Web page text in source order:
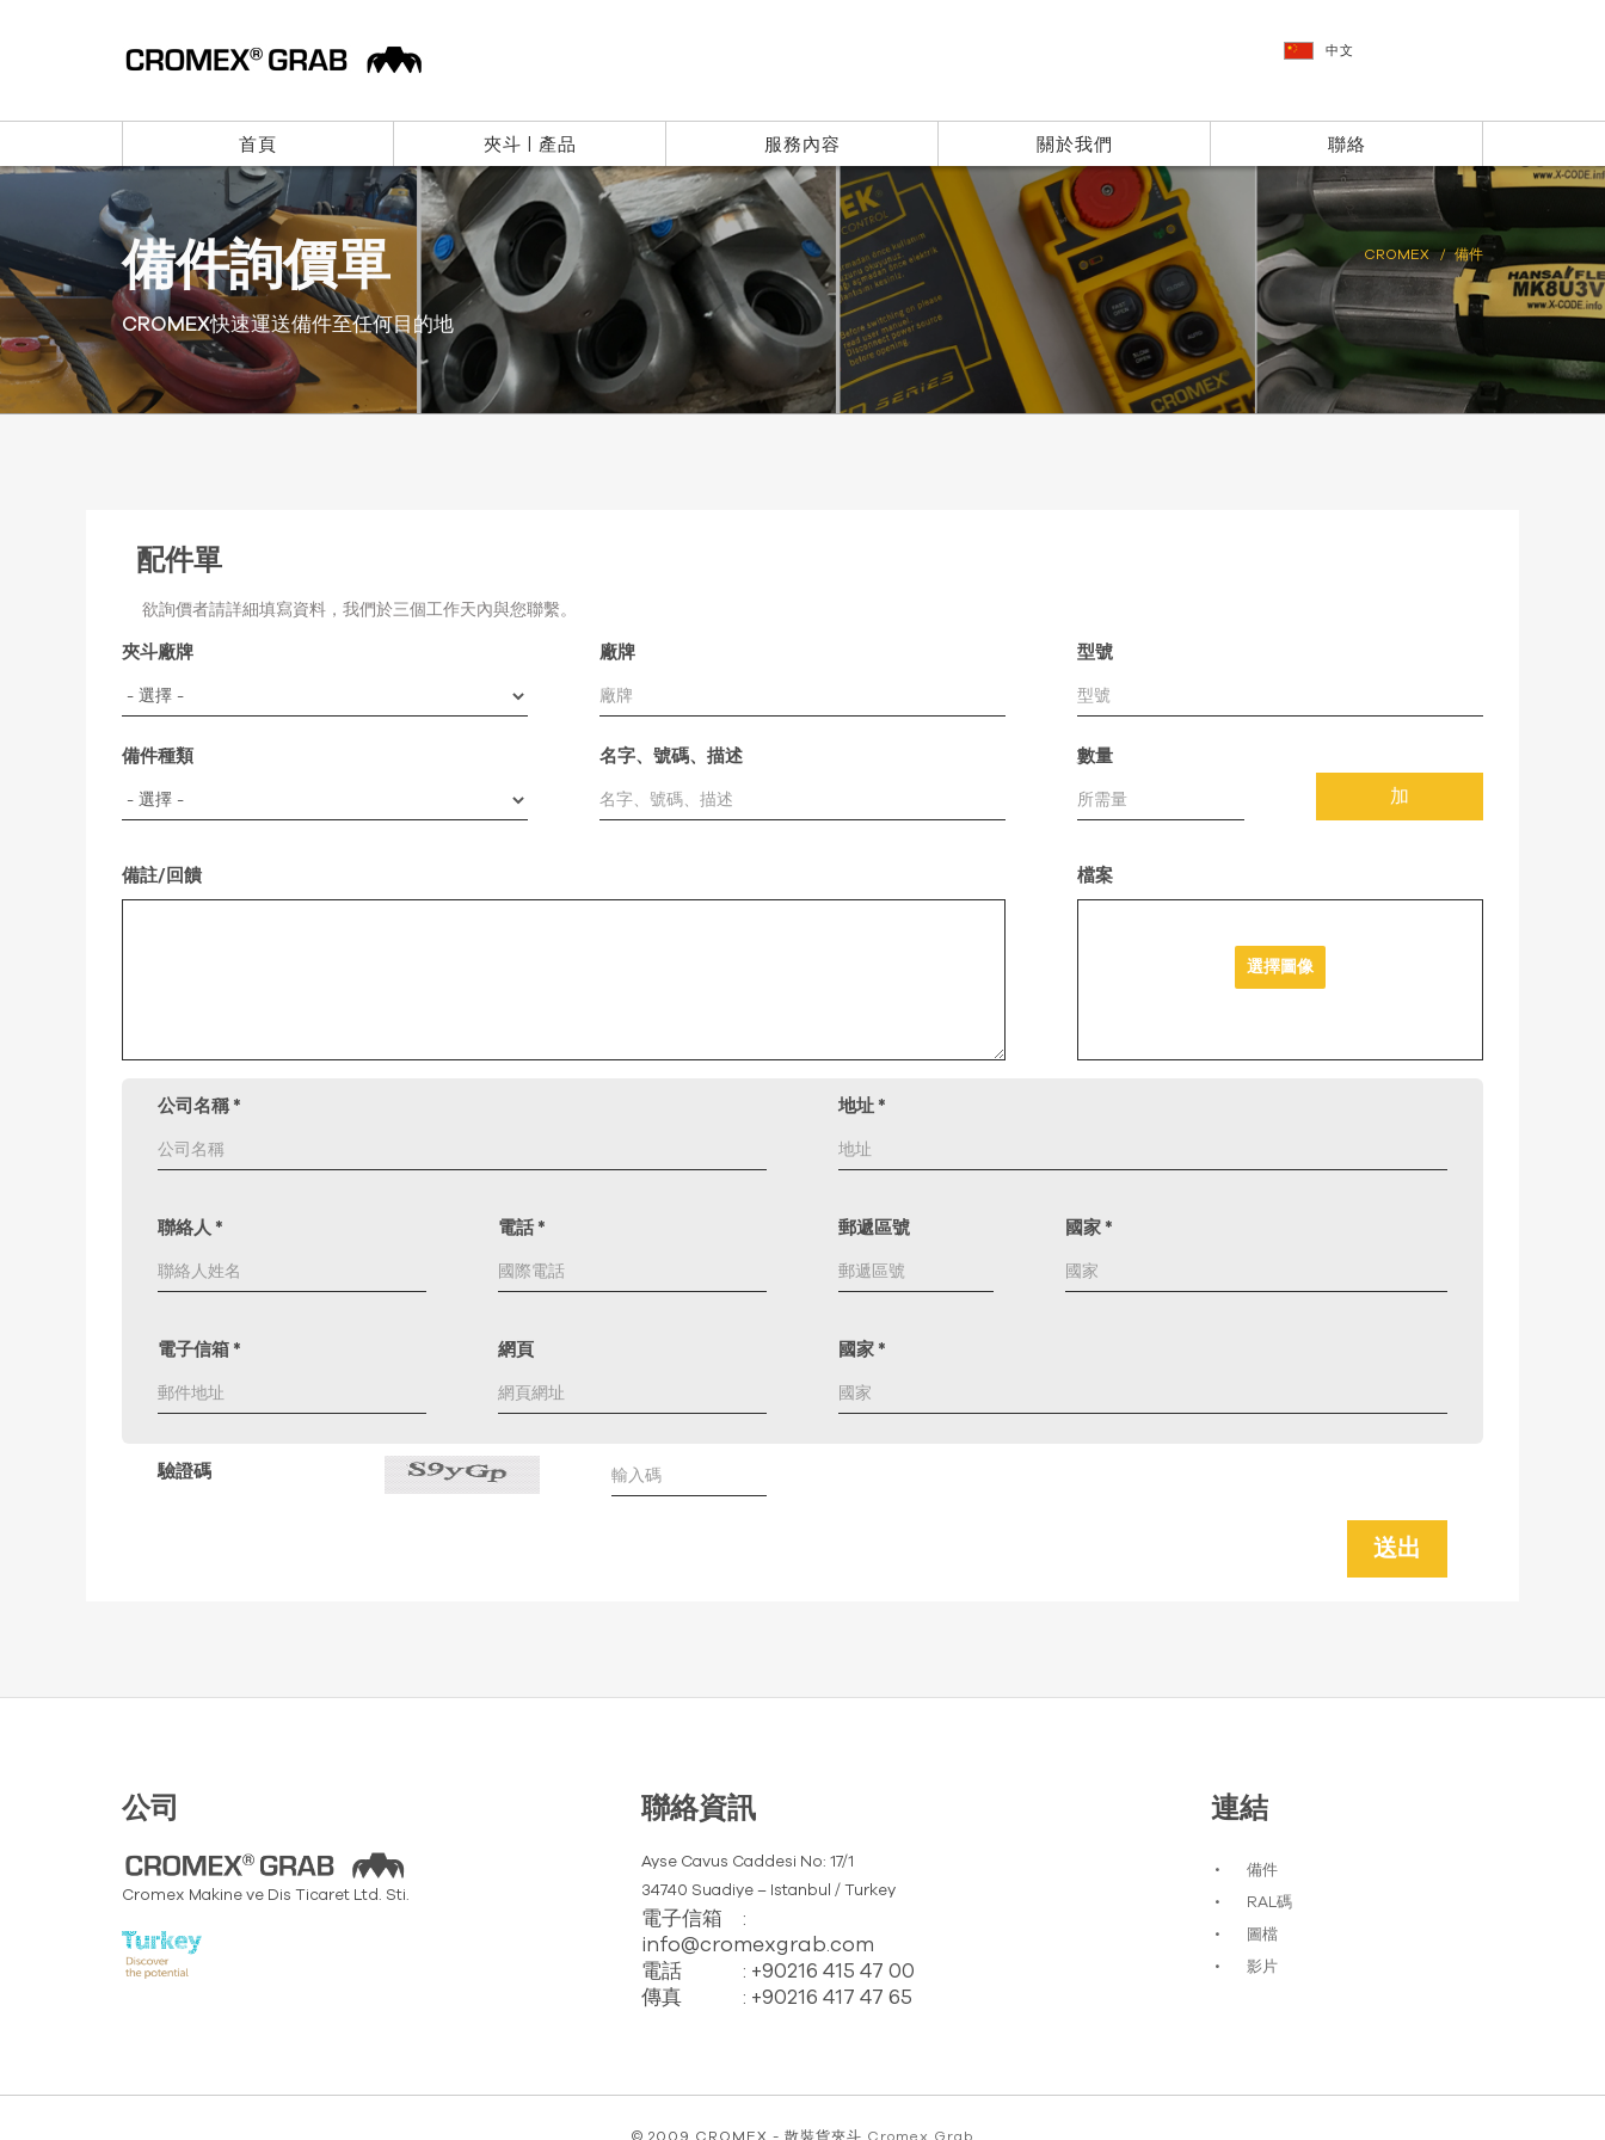
首頁 夾斗 | 產品 服務內容 關於我們 聯絡
中文
備件詢價單
CROMEX快速運送備件至任何目的地
CROMEX 備件
配件單
欲詢價者請詳細填寫資料，我們於三個工作天內與您聯繫。
夾斗廠牌 廠牌 型號
備件種類 名字、號碼、描述 數量
加
備註/回饋 檔案
選擇圖像
公司名稱 * 地址 *
聯絡人 * 電話 * 郵遞區號 國家 *
電子信箱 * 網頁 國家 *
驗證碼
送出
公司
Cromex Makine ve Dis Ticaret Ltd. Sti.
聯絡資訊
Ayse Cavus Caddesi No: 17/1
34740 Suadiye – Istanbul / Turkey
電子信箱
:
info@cromexgrab.com
電話
: +90216 415 47 00
傳真
: +90216 417 47 65
連結
備件
RAL碼
圖檔
影片
© 2009 CROMEX - 散裝貨夾斗 Cromex Grab